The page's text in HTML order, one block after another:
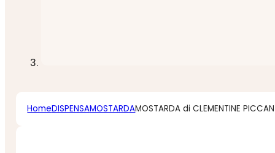
HomeDISPENSAMOSTARDAMOSTARDA di CLEMENTINE